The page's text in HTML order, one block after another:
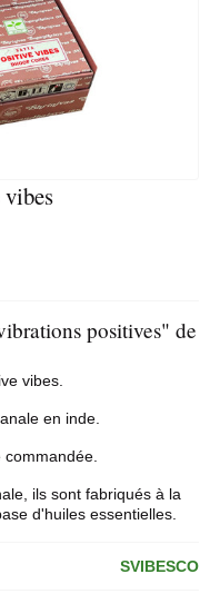
vibes
positives" de
vibes.
en inde.
ils sont fabriqués à la
d'huiles essentielles.
SVIBESCO